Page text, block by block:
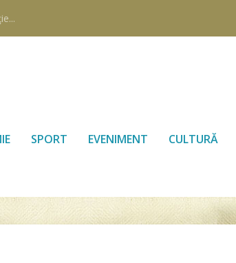
SPORT EVENIMENT CULTURĂ